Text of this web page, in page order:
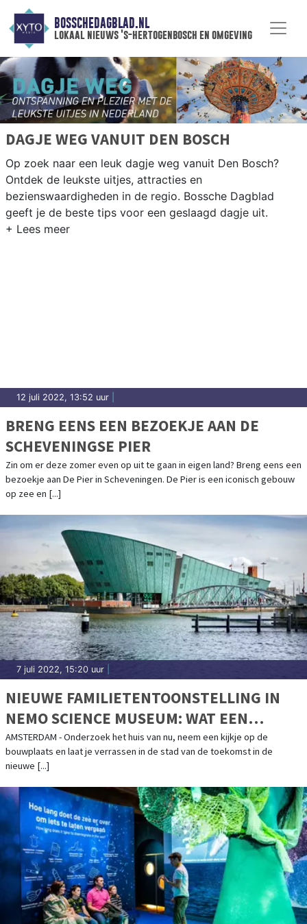
BOSSCHEDAGBLAD.NL
lokaal nieuws 's-hertogenbosch en omgeving
DAGJE WEG VANUIT DEN BOSCH
Op zoek naar een leuk dagje weg vanuit Den Bosch?
Ontdek de leukste uitjes, attracties en
bezienswaardigheden in de regio. Bossche Dagblad
geeft je de beste tips voor een geslaagd dagje uit.
12 juli 2022, 13:52 uur
BRENG EENS EEN BEZOEKJE AAN DE
SCHEVENINGSE PIER
Zin om er deze zomer even op uit te gaan in eigen land? Breng eens een
bezoekje aan De Pier in Scheveningen. De Pier is een iconisch gebouw
op zee en [...]
7 juli 2022, 15:20 uur
NIEUWE FAMILIETENTOONSTELLING IN
NEMO SCIENCE MUSEUM: WAT EEN
GEBOUW!
AMSTERDAM - Onderzoek het huis van nu, neem een kijkje op de
bouwplaats en laat je verrassen in de stad van de toekomst in de
nieuwe [...]